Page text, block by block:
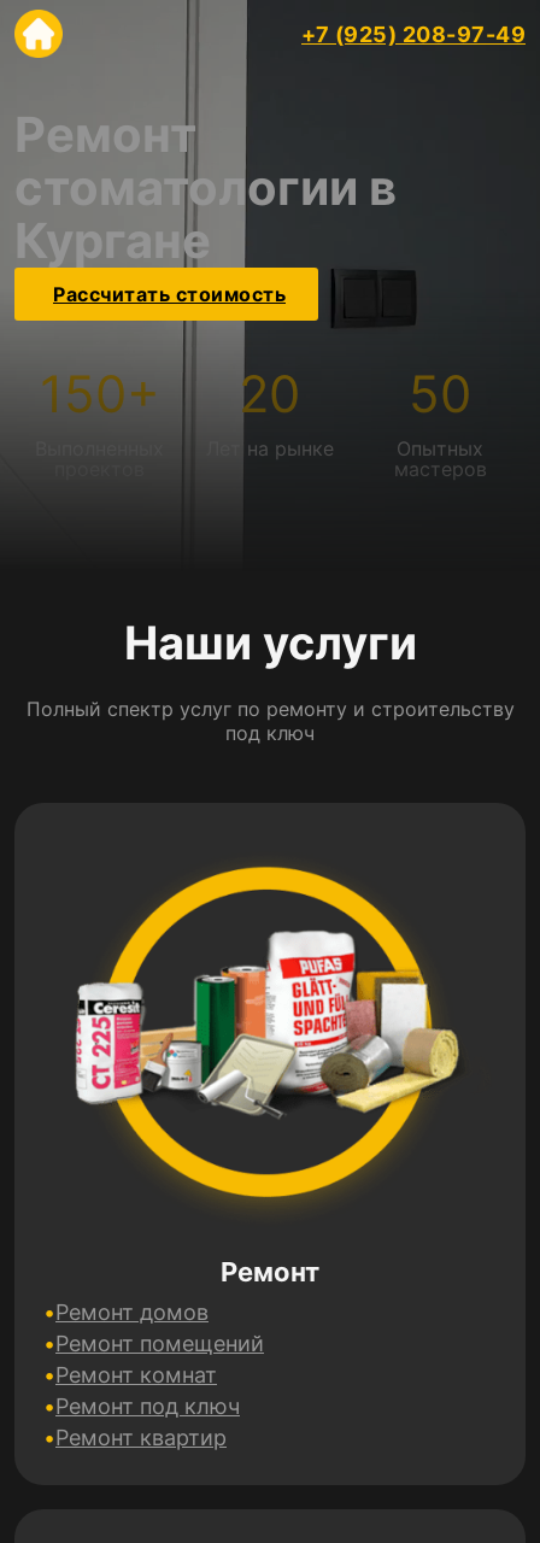
+7 (925) 208-97-49
Ремонт
стоматологии в
Кургане
Рассчитать стоимость
150+ 20
Лет на рынке
50
Опытных
мастеров
Наши услуги
Полный спектр услуг по ремонту и строительству
под ключ
Ремонт
Ремонт домов
Ремонт помещений
Ремонт комнат
Ремонт под ключ
Ремонт квартир